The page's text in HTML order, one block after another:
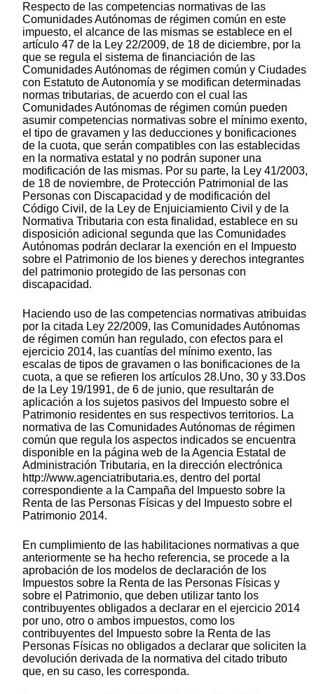
Respecto de las competencias normativas de las
Comunidades Autónomas de régimen común en este
impuesto, el alcance de las mismas se establece en el
artículo 47 de la Ley 22/2009, de 18 de diciembre, por la
que se regula el sistema de financiación de las
Comunidades Autónomas de régimen común y Ciudades
con Estatuto de Autonomía y se modifican determinadas
normas tributarias, de acuerdo con el cual las
Comunidades Autónomas de régimen común pueden
asumir competencias normativas sobre el mínimo exento,
el tipo de gravamen y las deducciones y bonificaciones
de la cuota, que serán compatibles con las establecidas
en la normativa estatal y no podrán suponer una
modificación de las mismas. Por su parte, la Ley 41/2003,
de 18 de noviembre, de Protección Patrimonial de las
Personas con Discapacidad y de modificación del
Código Civil, de la Ley de Enjuiciamiento Civil y de la
Normativa Tributaria con esta finalidad, establece en su
disposición adicional segunda que las Comunidades
Autónomas podrán declarar la exención en el Impuesto
sobre el Patrimonio de los bienes y derechos integrantes
del patrimonio protegido de las personas con
discapacidad.
Haciendo uso de las competencias normativas atribuidas
por la citada Ley 22/2009, las Comunidades Autónomas
de régimen común han regulado, con efectos para el
ejercicio 2014, las cuantías del mínimo exento, las
escalas de tipos de gravamen o las bonificaciones de la
cuota, a que se refieren los artículos 28.Uno, 30 y 33.Dos
de la Ley 19/1991, de 6 de junio, que resultarán de
aplicación a los sujetos pasivos del Impuesto sobre el
Patrimonio residentes en sus respectivos territorios. La
normativa de las Comunidades Autónomas de régimen
común que regula los aspectos indicados se encuentra
disponible en la página web de la Agencia Estatal de
Administración Tributaria, en la dirección electrónica
http://www.agenciatributaria.es, dentro del portal
correspondiente a la Campaña del Impuesto sobre la
Renta de las Personas Físicas y del Impuesto sobre el
Patrimonio 2014.
En cumplimiento de las habilitaciones normativas a que
anteriormente se ha hecho referencia, se procede a la
aprobación de los modelos de declaración de los
Impuestos sobre la Renta de las Personas Físicas y
sobre el Patrimonio, que deben utilizar tanto los
contribuyentes obligados a declarar en el ejercicio 2014
por uno, otro o ambos impuestos, como los
contribuyentes del Impuesto sobre la Renta de las
Personas Físicas no obligados a declarar que soliciten la
devolución derivada de la normativa del citado tributo
que, en su caso, les corresponda.